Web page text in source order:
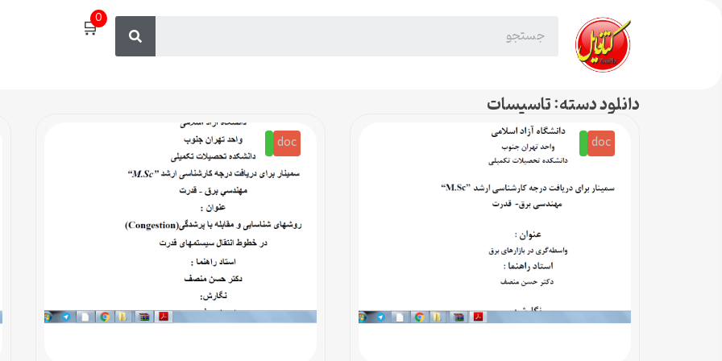
🛒0
دانلود دسته: تاسیسات
doc
doc